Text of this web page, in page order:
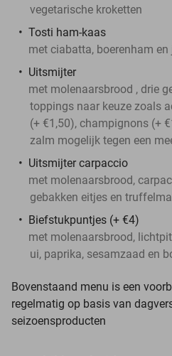
vegetarische kroketten
Tosti ham-kaas
met ciabatta, boerenham
Uitsmijter
met molenaarsbrood , drie
toppings naar keuze zoals
(+ €1,50), champignons (+
zalm mogelijk tegen een
Uitsmijter carpaccio
met molenaarsbrood,
gebakken eitjes en
Biefstukpuntjes (+ €4)
met molenaarsbrood,
ui, paprika, sesamzaad en
Bovenstaand menu is een
regelmatig op basis van
seizoensproducten